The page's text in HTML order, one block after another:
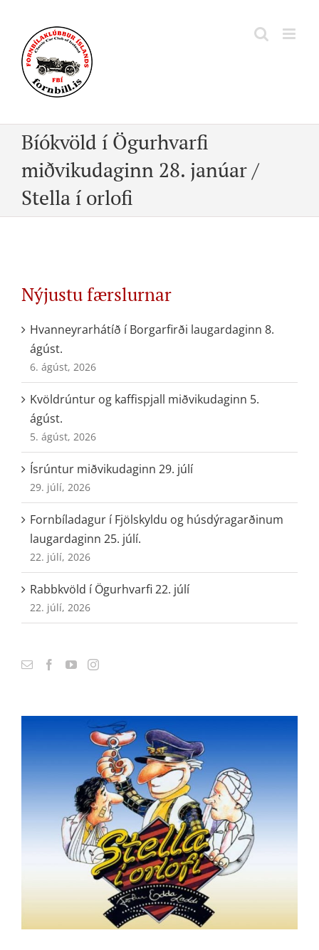
content
Bíókvöld í Ögurhvarfi
miðvikudaginn 28. janúar /
Stella í orlofi
Nýjustu færslurnar
Hvanneyrarhátíð í Borgarfirði laugardaginn 8.
ágúst.
6. ágúst, 2026
Kvöldrúntur og kaffispjall miðvikudaginn 5.
ágúst.
5. ágúst, 2026
Ísrúntur miðvikudaginn 29. júlí
29. júlí, 2026
Fornbíladagur í Fjölskyldu og húsdýragarðinum
laugardaginn 25. júlí.
22. júlí, 2026
Rabbkvöld í Ögurhvarfi 22. júlí
22. júlí, 2026